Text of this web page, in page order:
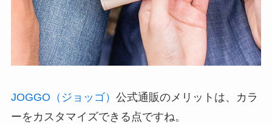
JOGGO（ジョッゴ） 公式通販のメリットは、カラ
ーをカスタマイズできる点ですね。